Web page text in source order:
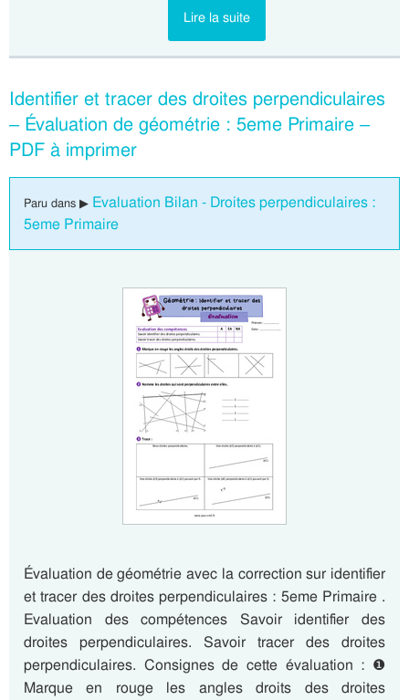
Lire la suite
Identifier et tracer des droites perpendiculaires
– Évaluation de géométrie : 5eme Primaire –
PDF à imprimer
Paru dans ▶ Evaluation Bilan - Droites perpendiculaires :
5eme Primaire
Évaluation de géométrie avec la correction sur identifier
et tracer des droites perpendiculaires : 5eme Primaire .
Evaluation des compétences Savoir identifier des
droites perpendiculaires. Savoir tracer des droites
perpendiculaires. Consignes de cette évaluation : ❶
Marque en rouge les angles droits des droites